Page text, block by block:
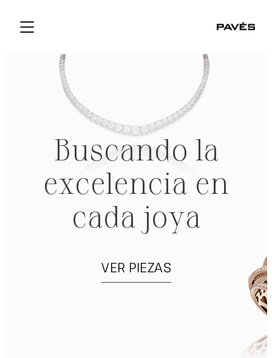
Buscando la
excelencia en
cada joya
VER PIEZAS